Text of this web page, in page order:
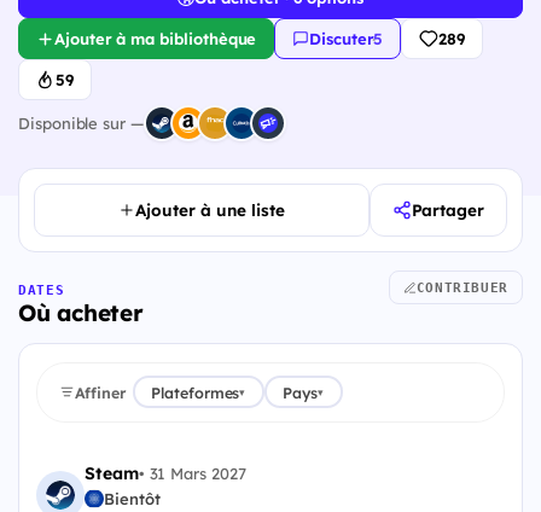
Ajouter à ma bibliothèque Discuter·5 289
59
Disponible sur —
Ajouter à une liste Partager
DATES
Où acheter
CONTRIBUER
Affiner Plateformes▾ Pays▾
Steam• 31 Mars 2027
Bientôt